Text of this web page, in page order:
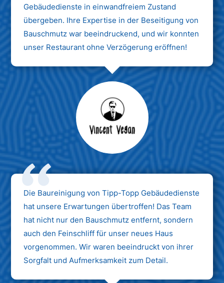
Gebäudedienste in einwandfreiem Zustand
übergeben. Ihre Expertise in der Beseitigung von
Bauschmutz war beeindruckend, und wir konnten
unser Restaurant ohne Verzögerung eröffnen!
Max Mustermann
Unternehmen AG
Die Baureinigung von Tipp-Topp Gebäudedienste
hat unsere Erwartungen übertroffen! Das Team
hat nicht nur den Bauschmutz entfernt, sondern
auch den Feinschliff für unser neues Haus
vorgenommen. Wir waren beeindruckt von ihrer
Sorgfalt und Aufmerksamkeit zum Detail.